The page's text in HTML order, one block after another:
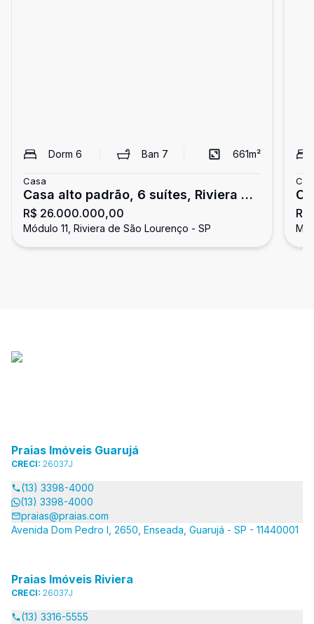
Dorm 6 Ban 7 661m²
Casa
Casa alto padrão, 6 suítes, Riviera de
São Lourenço
R$ 26.000.000,00
Módulo 11, Riviera de São Lourenço - SP
Praias Imóveis Guarujá
CRECI: 26037J
(13) 3398-4000
(13) 3398-4000
praias@praias.com
Avenida Dom Pedro I, 2650, Enseada, Guarujá - SP - 11440001
Praias Imóveis Riviera
CRECI: 26037J
(13) 3316-5555